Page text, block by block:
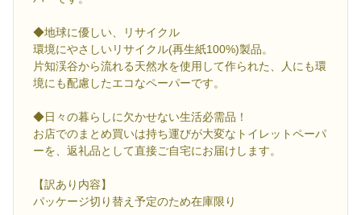
◆地球に優しい、リサイクル
環境にやさしいリサイクル(再生紙100%)製品。
片知渓谷から流れる天然水を使用して作られた、人にも環
境にも配慮したエコなペーパーです。
◆日々の暮らしに欠かせない生活必需品！
お店でのまとめ買いは持ち運びが大変なトイレットペーパ
ーを、返礼品として直接ご自宅にお届けします。
【訳あり内容】
パッケージ切り替え予定のため在庫限り